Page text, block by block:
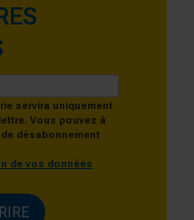
servira uniquement
Vous pouvez à
désabonnement
de vos données